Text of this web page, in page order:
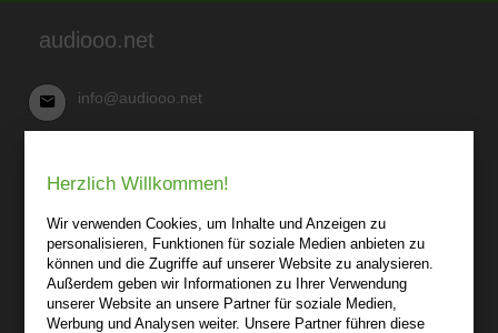
audiooo.net
info@audiooo.net
03 41-25 69 27 20
audiooo.net
Lindenthaler Straße 15
04155 Leipzig
Wir sind gerne für Sie persönlich da.
Herzlich Willkommen!
Wir verwenden Cookies, um Inhalte und Anzeigen zu
personalisieren, Funktionen für soziale Medien anbieten zu
können und die Zugriffe auf unserer Website zu analysieren.
Außerdem geben wir Informationen zu Ihrer Verwendung
unserer Website an unsere Partner für soziale Medien,
Werbung und Analysen weiter. Unsere Partner führen diese